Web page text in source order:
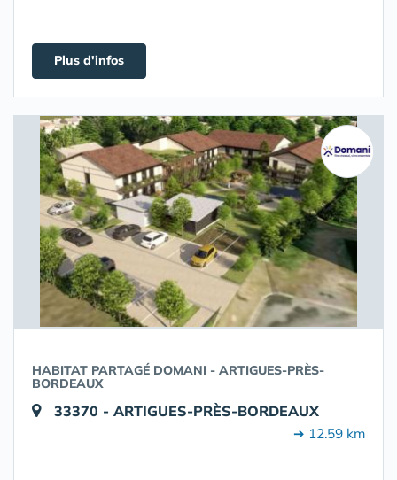
Plus d'infos
HABITAT PARTAGÉ DOMANI - ARTIGUES-PRÈS-
BORDEAUX
33370 - ARTIGUES-PRÈS-BORDEAUX
➔ 12.59 km